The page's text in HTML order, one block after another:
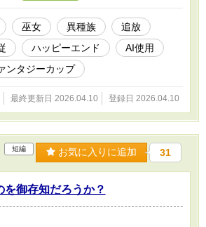
巫女 異種族
追放
ハッピーエンド
AI使用
ンタジーカップ
最終更新日 2026.04.10 登録日 2026.04.10
短編 お気に入りに追加 31
を御存知だろうか？